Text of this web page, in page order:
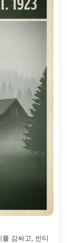
감싸고, 빈티